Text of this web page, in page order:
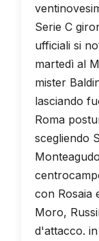
Serie C
ufficiali si
martedì al
mister
lasciando
Roma
scegliendo
con Rosaia
Moro,
d'attacco.